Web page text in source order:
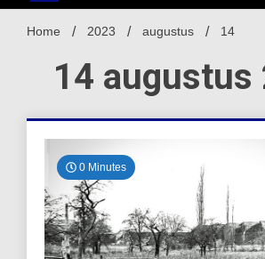
Home 2023 augustus 14
14 augustus
0 Minutes